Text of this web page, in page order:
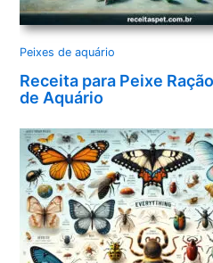
Peixes de aquário
Receita para Peixe
de Aquário